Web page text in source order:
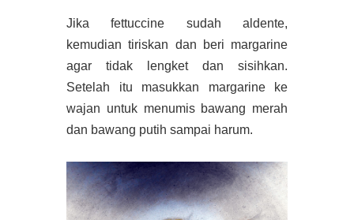
Jika fettuccine sudah aldente,
kemudian tiriskan dan beri margarine
agar tidak lengket dan sisihkan.
Setelah itu masukkan margarine ke
wajan untuk menumis bawang merah
dan bawang putih sampai harum.